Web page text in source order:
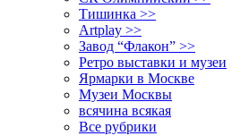
Тишинка >>
Artplay >>
Завод “Флакон” >>
Ретро выставки и музеи
Ярмарки в Москве
Музеи Москвы
всячина всякая
Все рубрики